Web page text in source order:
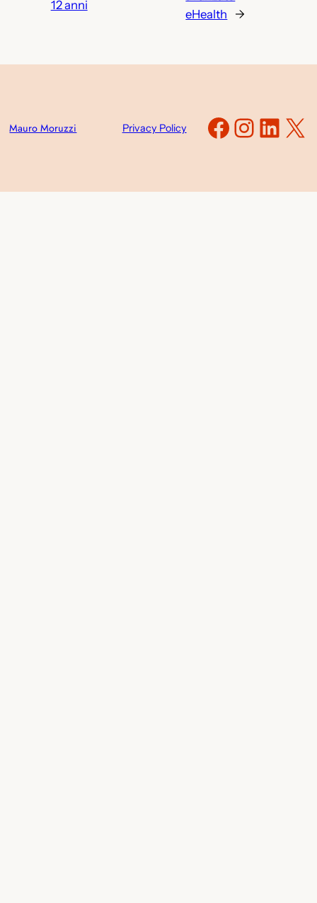
12 anni
eHealth
→
Mauro Moruzzi Privacy Policy X